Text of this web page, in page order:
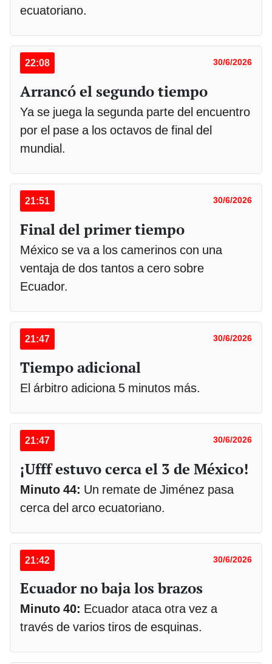
ecuatoriano.
22:08 30/6/2026
Arrancó el segundo tiempo
Ya se juega la segunda parte del encuentro
por el pase a los octavos de final del
mundial.
21:51 30/6/2026
Final del primer tiempo
México se va a los camerinos con una
ventaja de dos tantos a cero sobre
Ecuador.
21:47 30/6/2026
Tiempo adicional
El árbitro adiciona 5 minutos más.
21:47 30/6/2026
¡Ufff estuvo cerca el 3 de México!
Minuto 44: Un remate de Jiménez pasa
cerca del arco ecuatoriano.
21:42 30/6/2026
Ecuador no baja los brazos
Minuto 40: Ecuador ataca otra vez a
través de varios tiros de esquinas.